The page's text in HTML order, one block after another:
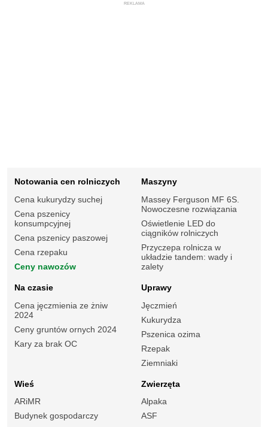
REKLAMA
Notowania cen rolniczych
Cena kukurydzy suchej
Cena pszenicy
konsumpcyjnej
Cena pszenicy paszowej
Cena rzepaku
Ceny nawozów
Maszyny
Massey Ferguson MF 6S.
Nowoczesne rozwiązania
Oświetlenie LED do
ciągników rolniczych
Przyczepa rolnicza w
układzie tandem: wady i
zalety
Na czasie
Cena jęczmienia ze żniw
2024
Ceny gruntów ornych 2024
Kary za brak OC
Uprawy
Jęczmień
Kukurydza
Pszenica ozima
Rzepak
Ziemniaki
Wieś
ARiMR
Budynek gospodarczy
Zwierzęta
Alpaka
ASF